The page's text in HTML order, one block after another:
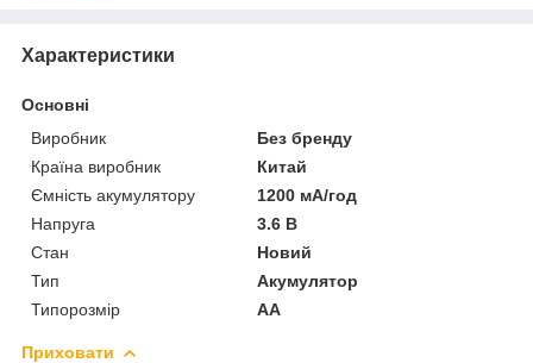
Характеристики
Основні
Виробник
Без бренду
Країна виробник
Китай
Ємність акумулятору
1200 мА/год
Напруга
3.6 В
Стан
Новий
Тип
Акумулятор
Типорозмір
AA
Приховати